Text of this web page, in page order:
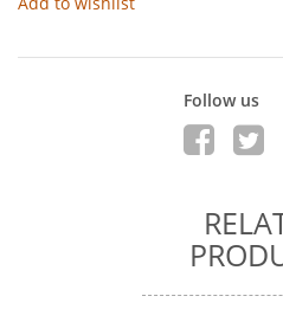
Follow us